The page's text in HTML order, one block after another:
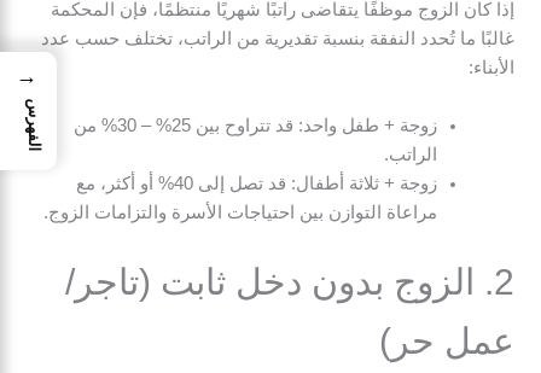
إذا كان الزوج موظفًا يتقاضى راتبًا شهريًا منتظمًا، فإن المحكمة
غالبًا ما تُحدد النفقة بنسبة تقديرية من الراتب، تختلف حسب عدد
الأبناء:
زوجة + طفل واحد: قد تتراوح بين 25% – 30% من
الراتب.
زوجة + ثلاثة أطفال: قد تصل إلى 40% أو أكثر، مع
مراعاة التوازن بين احتياجات الأسرة والتزامات الزوج.
2. الزوج بدون دخل ثابت (تاجر/
عمل حر)
→
الفهرس